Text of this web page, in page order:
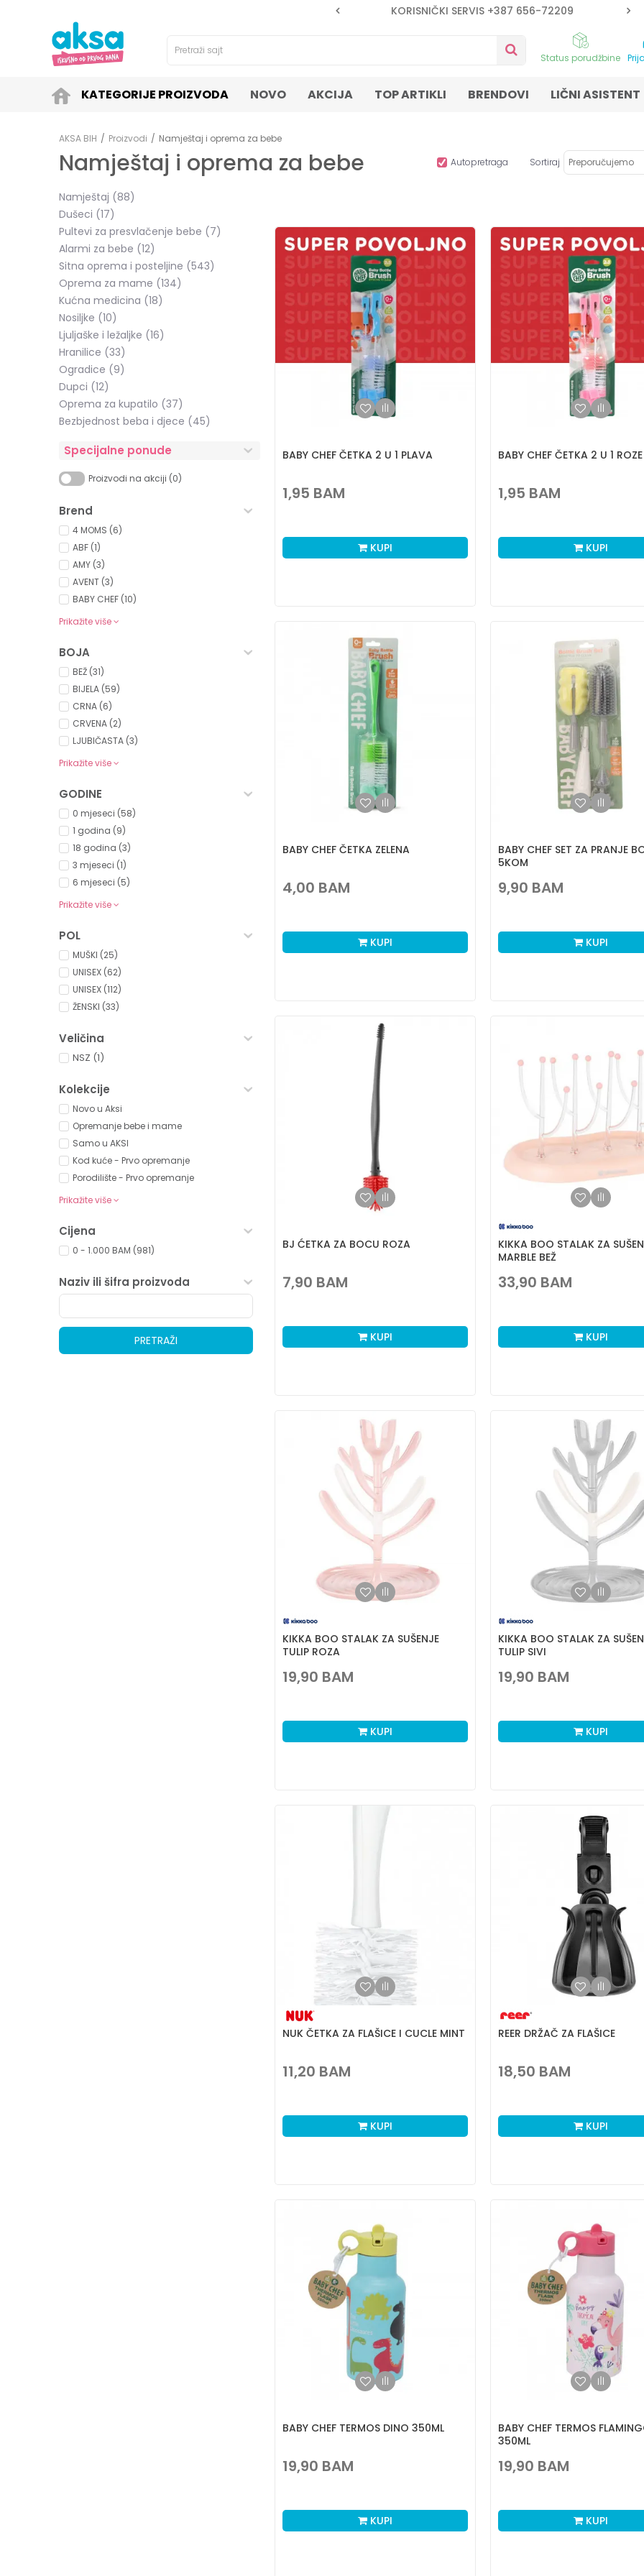
KORISNIČKI SERVIS +387 656-72209
Pretraži sajt
Status porudžbine
KATEGORIJE PROIZVODA NOVO AKCIJA TOP ARTIKLI BRENDOVI LIČNI ASISTENT
AKSA BIH Proizvodi Namještaj i oprema za bebe
Namještaj i oprema za bebe Autopretraga Sortiraj
Namještaj (88)
Dušeci (17)
Pultevi za presvlačenje bebe (7)
Alarmi za bebe (12)
Sitna oprema i posteljine (543)
Oprema za mame (134)
Kućna medicina (18)
Nosiljke (10)
Ljuljaške i ležaljke (16)
Hranilice (33)
Ogradice (9)
Dupci (12)
Oprema za kupatilo (37)
Bezbjednost beba i djece (45)
Specijalne ponude
Proizvodi na akciji (0)
Brend
4 MOMS (6)
ABF (1)
AMY (3)
AVENT (3)
BABY CHEF (10)
Prikažite više
BOJA
BEŽ (31)
BIJELA (59)
CRNA (6)
CRVENA (2)
LJUBIČASTA (3)
Prikažite više
GODINE
0 mjeseci (58)
1 godina (9)
18 godina (3)
3 mjeseci (1)
6 mjeseci (5)
Prikažite više
POL
MUŠKI (25)
UNISEX (62)
UNISEX (112)
ŽENSKI (33)
Veličina
NSZ (1)
Kolekcije
Novo u Aksi
Opremanje bebe i mame
Samo u AKSI
Kod kuće - Prvo opremanje
Porodilište - Prvo opremanje
Prikažite više
Cijena
0 - 1.000 BAM (981)
Naziv ili šifra proizvoda
PRETRAŽI
BABY CHEF ČETKA 2 U 1 PLAVA
1,95 BAM
KUPI
BABY CHEF ČETKA 2 U 1 ROZE
1,95 BAM
KUPI
BABY CHEF ČETKA ZELENA
4,00 BAM
KUPI
BABY CHEF SET ZA PRANJE
5KOM
9,90 BAM
KUPI
BJ ĆETKA ZA BOCU ROZA
7,90 BAM
KUPI
KIKKA BOO STALAK ZA
MARBLE BEŽ
33,90 BAM
KUPI
KIKKA BOO STALAK ZA SUŠENJE
TULIP ROZA
19,90 BAM
KUPI
KIKKA BOO STALAK ZA
TULIP SIVI
19,90 BAM
KUPI
NUK ČETKA ZA FLAŠICE I CUCLE MINT
11,20 BAM
KUPI
REER DRŽAČ ZA FLAŠICE
18,50 BAM
KUPI
BABY CHEF TERMOS DINO 350ML
19,90 BAM
KUPI
BABY CHEF TERMOS
350ML
19,90 BAM
KUPI